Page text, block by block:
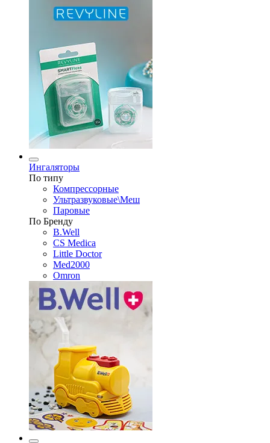
Ингаляторы
По типу
Компрессорные
Ультразвуковые\Меш
Паровые
По Бренду
B.Well
CS Medica
Little Doctor
Med2000
Omron